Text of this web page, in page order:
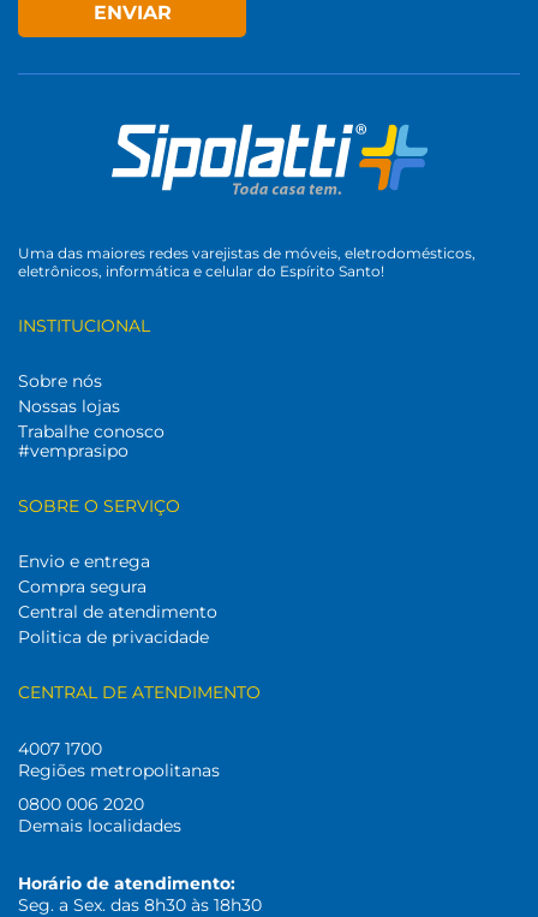
ENVIAR
Uma das maiores redes varejistas de móveis, eletrodomésticos,
eletrônicos, informática e celular do Espírito Santo!
INSTITUCIONAL
Sobre nós
Nossas lojas
Trabalhe conosco
#vemprasipo
SOBRE O SERVIÇO
Envio e entrega
Compra segura
Central de atendimento
Politica de privacidade
CENTRAL DE ATENDIMENTO
4007 1700
Regiões metropolitanas
0800 006 2020
Demais localidades
Horário de atendimento:
Seg. a Sex. das 8h30 às 18h30